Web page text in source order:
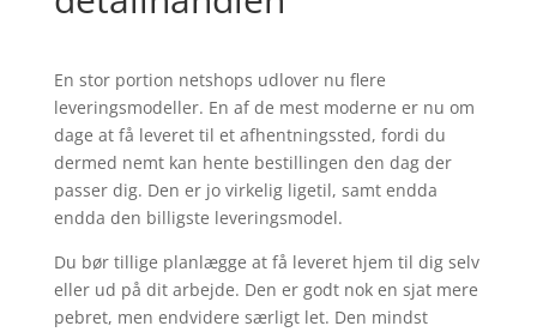
En stor portion netshops udlover nu flere
leveringsmodeller. En af de mest moderne er nu om
dage at få leveret til et afhentningssted, fordi du
dermed nemt kan hente bestillingen den dag der
passer dig. Den er jo virkelig ligetil, samt endda
endda den billigste leveringsmodel.
Du bør tillige planlægge at få leveret hjem til dig selv
eller ud på dit arbejde. Den er godt nok en sjat mere
pebret, men endvidere særligt let. Den mindst